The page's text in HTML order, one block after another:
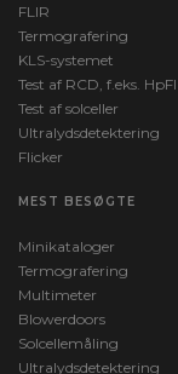
FLIR
Termografering
KLS-systemet
Test af RCD, f.eks. HpFI
Test af solceller
Ultralydsdetektering
Flicker
MEST BESØGTE
Minikataloger
Termografering
Multimeter
Blowerdoors
Solcellemåling
Ultralydsdetektering